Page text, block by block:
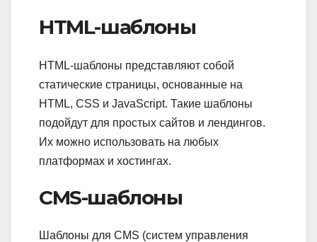
HTML-шаблоны
HTML-шаблоны представляют собой
статические страницы, основанные на
HTML, CSS и JavaScript. Такие шаблоны
подойдут для простых сайтов и лендингов.
Их можно использовать на любых
платформах и хостингах.
CMS-шаблоны
Шаблоны для CMS (систем управления